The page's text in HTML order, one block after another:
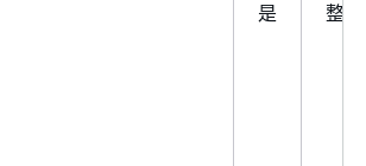
是 整